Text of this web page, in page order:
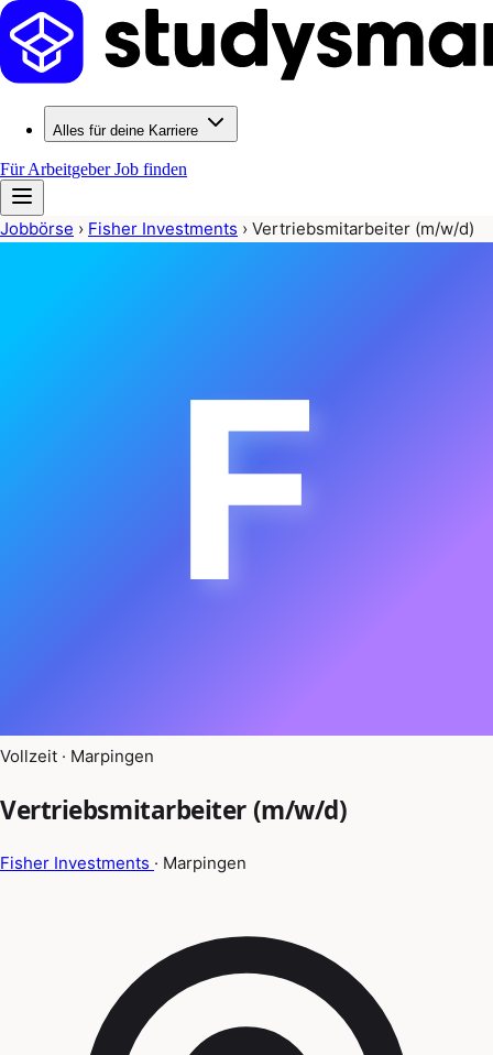
Alles für deine Karriere
Für ArbeitgeberJob finden
Jobbörse › Fisher Investments › Vertriebsmitarbeiter (m/w/d)
F
Vollzeit · Marpingen
Vertriebsmitarbeiter (m/w/d)
Fisher Investments · Marpingen